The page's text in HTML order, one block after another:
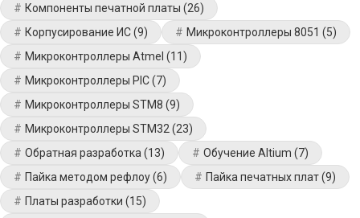
Компоненты печатной платы (26)
Корпусирование ИС(9) Микроконтроллеры 8051 (5)
Микроконтроллеры Atmel (11)
Микроконтроллеры PIC(7)
Микроконтроллеры STM8 (9)
Микроконтроллеры STM32 (23)
Обратная разработка (13) Обучение Altium (7)
Пайка методом рефлоу(6) Пайка печатных плат(9)
Платы разработки (15)